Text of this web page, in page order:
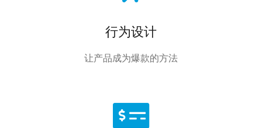
行为设计
让产品成为爆款的方法